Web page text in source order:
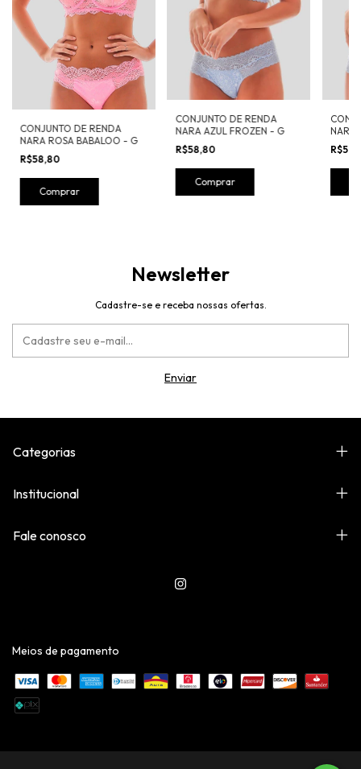
CONJUNTO DE RENDA
NARA ROSA BABALOO - G
R$58,80
Comprar
CONJUNTO DE RENDA
NARA AZUL FROZEN - G
R$58,80
Comprar
NARA
Newsletter
Cadastre-se e receba nossas ofertas.
Categorias
Institucional
Fale conosco
Meios de pagamento